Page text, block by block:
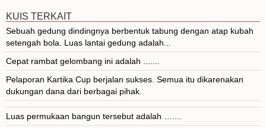
KUIS TERKAIT
Sebuah gedung dindingnya berbentuk tabung dengan atap kubah
setengah bola. Luas lantai gedung adalah...
Cepat rambat gelombang ini adalah .......
Pelaporan Kartika Cup berjalan sukses. Semua itu dikarenakan
dukungan dana dari berbagai pihak.
Luas permukaan bangun tersebut adalah …....